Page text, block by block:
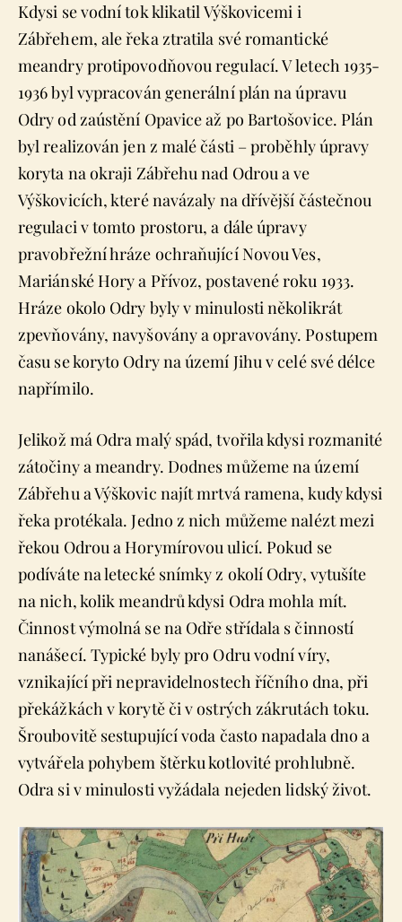
Kdysi se vodní tok klikatil Výškovicemi i
Zábřehem, ale řeka ztratila své romantické
meandry protipovodňovou regulací. V letech 1935-
1936 byl vypracován generální plán na úpravu
Odry od zaústění Opavice až po Bartošovice. Plán
byl realizován jen z malé části – proběhly úpravy
koryta na okraji Zábřehu nad Odrou a ve
Výškovicích, které navázaly na dřívější částečnou
regulaci v tomto prostoru, a dále úpravy
pravobřežní hráze ochraňující Novou Ves,
Mariánské Hory a Přívoz, postavené roku 1933.
Hráze okolo Odry byly v minulosti několikrát
zpevňovány, navyšovány a opravovány. Postupem
času se koryto Odry na území Jihu v celé své délce
napřímilo.
Jelikož má Odra malý spád, tvořila kdysi rozmanité
zátočiny a meandry. Dodnes můžeme na území
Zábřehu a Výškovic najít mrtvá ramena, kudy kdysi
řeka protékala. Jedno z nich můžeme nalézt mezi
řekou Odrou a Horymírovou ulicí. Pokud se
podíváte na letecké snímky z okolí Odry, vytušíte
na nich, kolik meandrů kdysi Odra mohla mít.
Činnost výmolná se na Odře střídala s činností
nanášecí. Typické byly pro Odru vodní víry,
vznikající při nepravidelnostech říčního dna, při
překážkách v korytě či v ostrých zákrutách toku.
Šroubovitě sestupující voda často napadala dno a
vytvářela pohybem štěrku kotlovité prohlubně.
Odra si v minulosti vyžádala nejeden lidský život.